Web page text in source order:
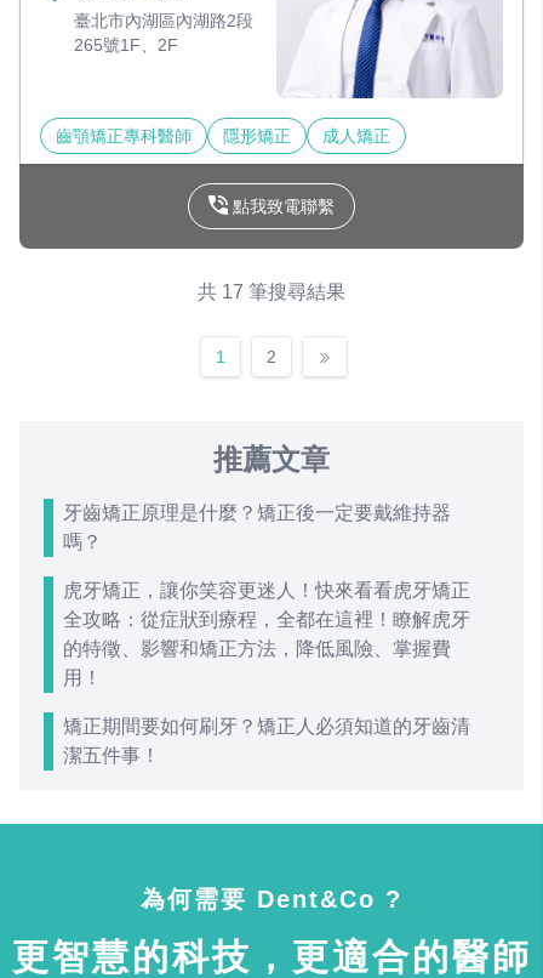
臺北市內湖區內湖路2段
265號1F、2F
齒顎矯正專科醫師 隱形矯正 成人矯正
點我致電聯繫
共 17 筆搜尋結果
1 2
推薦文章
牙齒矯正原理是什麼？矯正後一定要戴維持器
嗎？
虎牙矯正，讓你笑容更迷人！快來看看虎牙矯正
全攻略：從症狀到療程，全都在這裡！瞭解虎牙
的特徵、影響和矯正方法，降低風險、掌握費
用！
矯正期間要如何刷牙？矯正人必須知道的牙齒清
潔五件事！
為何需要 Dent&Co ?
更智慧的科技，更適合的醫師